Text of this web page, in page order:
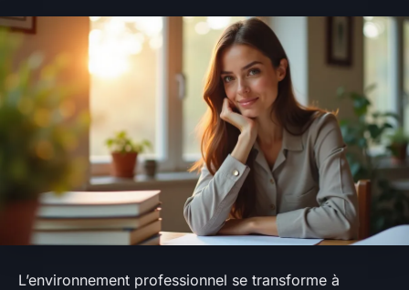
L’environnement professionnel se transforme à